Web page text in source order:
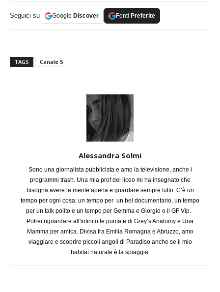
Seguici su Google Discover Fonti Preferite
TAGS Canale 5
Alessandra Solmi
Sono una giornalista pubblicista e amo la televisione, anche i
programmi trash. Una mia prof del liceo mi ha insegnato che
bisogna avere la mente aperta e guardare sempre tutto. C’è un
tempo per ogni cosa: un tempo per un bel documentario, un tempo
per un talk polito e un tempo per Gemma e Giorgio o il GF Vip.
Potrei riguardare all'infinito le puntate di Grey’s Anatomy e Una
Mamma per amica. Divisa fra Emilia Romagna e Abruzzo, amo
viaggiare e scoprire piccoli angoli di Paradiso anche se il mio
habitat naturale è la spiaggia.